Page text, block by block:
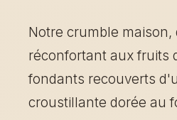
Notre crumble maison,
réconfortant aux fruits
fondants recouverts
croustillante dorée au